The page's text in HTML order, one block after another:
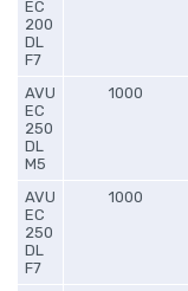
EC
200
DL
F7
AVU
EC
250
DL
M5
1000
AVU
EC
250
DL
F7
1000